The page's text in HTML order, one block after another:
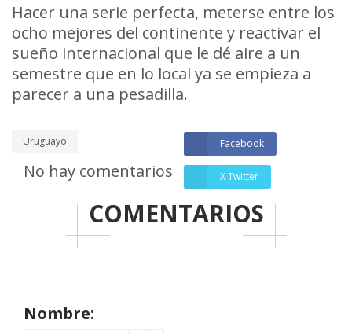
Hacer una serie perfecta, meterse entre los
ocho mejores del continente y reactivar el
sueño internacional que le dé aire a un
semestre que en lo local ya se empieza a
parecer a una pesadilla.
Uruguayo Facebook
X Twitter
COMENTARIOS
Nombre:
No hay comentarios